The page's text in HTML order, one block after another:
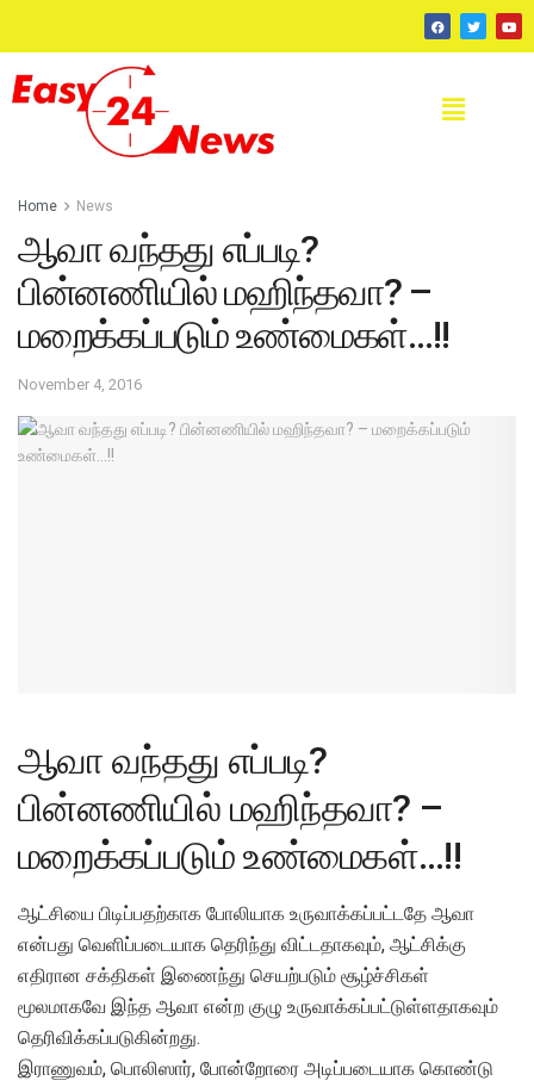
Home News
ஆவா வந்தது எப்படி?
பின்னணியில் மஹிந்தவா? –
மறைக்கப்படும் உண்மைகள்…!!
November 4, 2016
ஆவா வந்தது எப்படி?
பின்னணியில் மஹிந்தவா? –
மறைக்கப்படும் உண்மைகள்…!!
ஆட்சியை பிடிப்பதற்காக போலியாக உருவாக்கப்பட்டதே ஆவா
என்பது வெளிப்படையாக தெரிந்து விட்டதாகவும், ஆட்சிக்கு
எதிரான சக்திகள் இணைந்து செயற்படும் சூழ்ச்சிகள்
மூலமாகவே இந்த ஆவா என்ற குழு உருவாக்கப்பட்டுள்ளதாகவும்
தெரிவிக்கப்படுகின்றது.
இராணுவம், பொலிஸார், போன்றோரை அடிப்படையாக கொண்டு